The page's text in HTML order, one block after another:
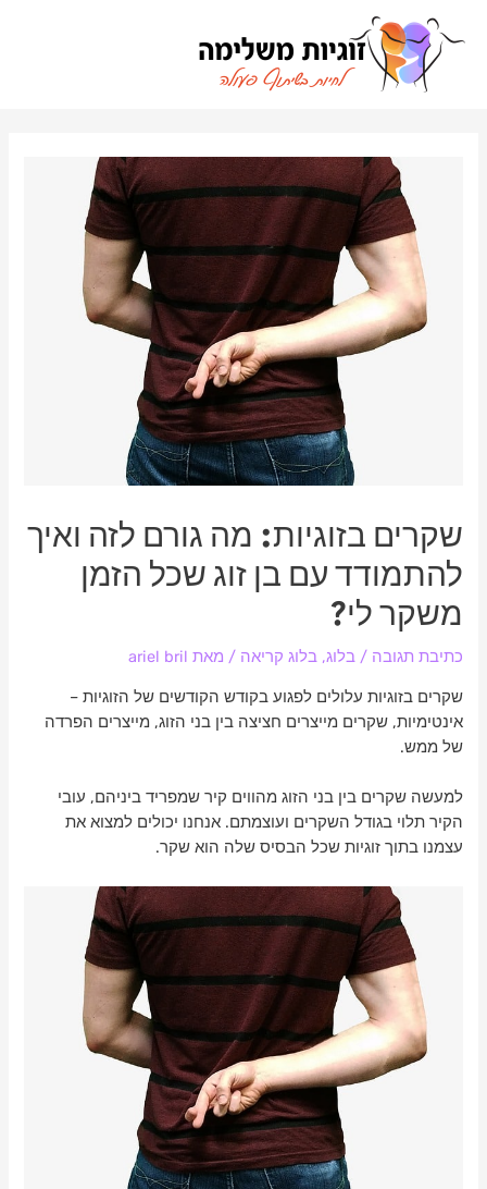
לתוכן
שקרים בזוגיות: מה גורם לזה ואיך
להתמודד עם בן זוג שכל הזמן
משקר לי?
כתיבת תגובה /בלוג,בלוג קריאה / מאת ariel bril
שקרים בזוגיות עלולים לפגוע בקודש הקודשים של הזוגיות –
אינטימיות, שקרים מייצרים חציצה בין בני הזוג, מייצרים הפרדה
של ממש.
למעשה שקרים בין בני הזוג מהווים קיר שמפריד ביניהם, עובי
הקיר תלוי בגודל השקרים ועוצמתם. אנחנו יכולים למצוא את
עצמנו בתוך זוגיות שכל הבסיס שלה הוא שקר.